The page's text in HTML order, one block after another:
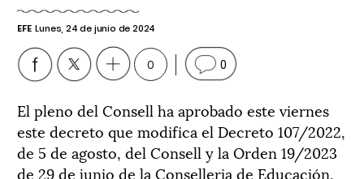
EFE Lunes, 24 de junio de 2024
0 0
El pleno del Consell ha aprobado este viernes
este decreto que modifica el Decreto 107/2022,
de 5 de agosto, del Consell y la Orden 19/2023
de 29 de junio de la Conselleria de Educación,